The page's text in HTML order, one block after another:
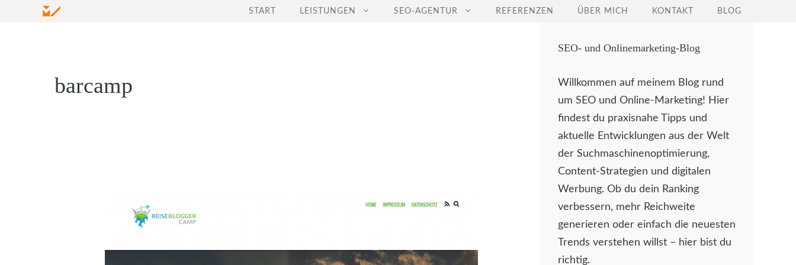
START LEISTUNGEN SEO-AGENTUR REFERENZEN ÜBER MICH KONTAKT BLOG
barcamp
SEO- und Onlinemarketing-Blog
Willkommen auf meinem Blog rund
um SEO und Online-Marketing! Hier
findest du praxisnahe Tipps und
aktuelle Entwicklungen aus der Welt
der Suchmaschinenoptimierung,
Content-Strategien und digitalen
Werbung. Ob du dein Ranking
verbessern, mehr Reichweite
generieren oder einfach die neuesten
Trends verstehen willst – hier bist du
richtig.